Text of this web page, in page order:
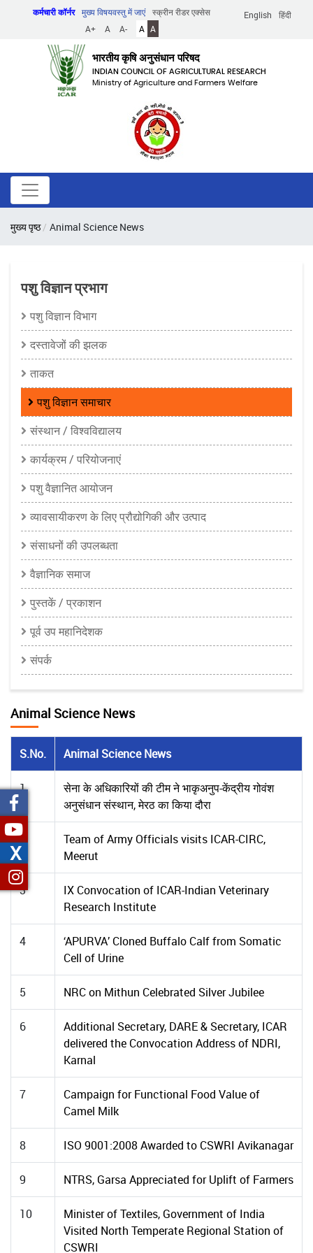
English हिंदी
कर्मचारी कॉर्नर मुख्य विषयवस्तु में जाएं
स्क्रीन रीडर एक्सेस
A+
A A- A A
भारतीय कृषि अनुसंधान परिषद
INDIAN COUNCIL OF AGRICULTURAL RESEARCH
Ministry of Agriculture and Farmers Welfare
पग
मुख्य पृष्ठ Animal Science News
पशु विज्ञान प्रभाग
पशु विज्ञान विभाग
दस्तावेजों की झलक
ताकत
पशु विज्ञान समाचार
संस्थान / विश्वविद्यालय
कार्यक्रम / परियोजनाएं
पशु वैज्ञानित आयोजन
व्यावसायीकरण के लिए प्रौद्योगिकी और उत्पाद
संसाधनों की उपलब्धता
वैज्ञानिक समाज
पुस्तकें / प्रकाशन
पूर्व उप महानिदेशक
संपर्क
Animal Science News
S.No. Animal Science News
1
सेना के अधिकारियों की टीम ने भाकृअनुप-केंद्रीय गोवंश
अनुसंधान संस्थान, मेरठ का किया दौरा
2
Team of Army Officials visits ICAR-CIRC,
Meerut
3
IX Convocation of ICAR-Indian Veterinary
Research Institute
4
‘APURVA’ Cloned Buffalo Calf from Somatic
Cell of Urine
5 NRC on Mithun Celebrated Silver Jubilee
6
Additional Secretary, DARE & Secretary, ICAR
delivered the Convocation Address of NDRI,
Karnal
7
Campaign for Functional Food Value of
Camel Milk
8 ISO 9001:2008 Awarded to CSWRI Avikanagar
9 NTRS, Garsa Appreciated for Uplift of Farmers
10
Minister of Textiles, Government of India
Visited North Temperate Regional Station of
CSWRI
X